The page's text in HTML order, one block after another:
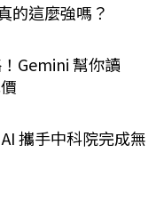
的這麼強嗎？
Gemini 幫你讀
攜手中科院完成無